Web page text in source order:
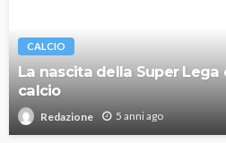
CALCIO
La nascita della Super
calcio
Redazione 5 anni ago